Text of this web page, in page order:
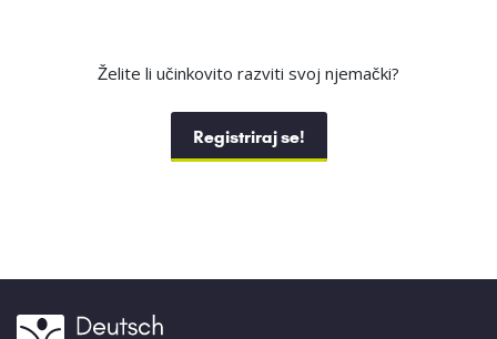
Želite li učinkovito razviti svoj njemački?
Registriraj se!